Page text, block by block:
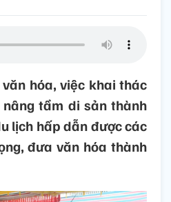
hóa, việc khai thác
tầm di sản thành
lịch hấp dẫn được các
đưa văn hóa thành